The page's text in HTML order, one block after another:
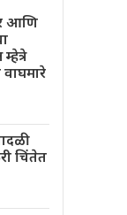
आणि
चिंतेत